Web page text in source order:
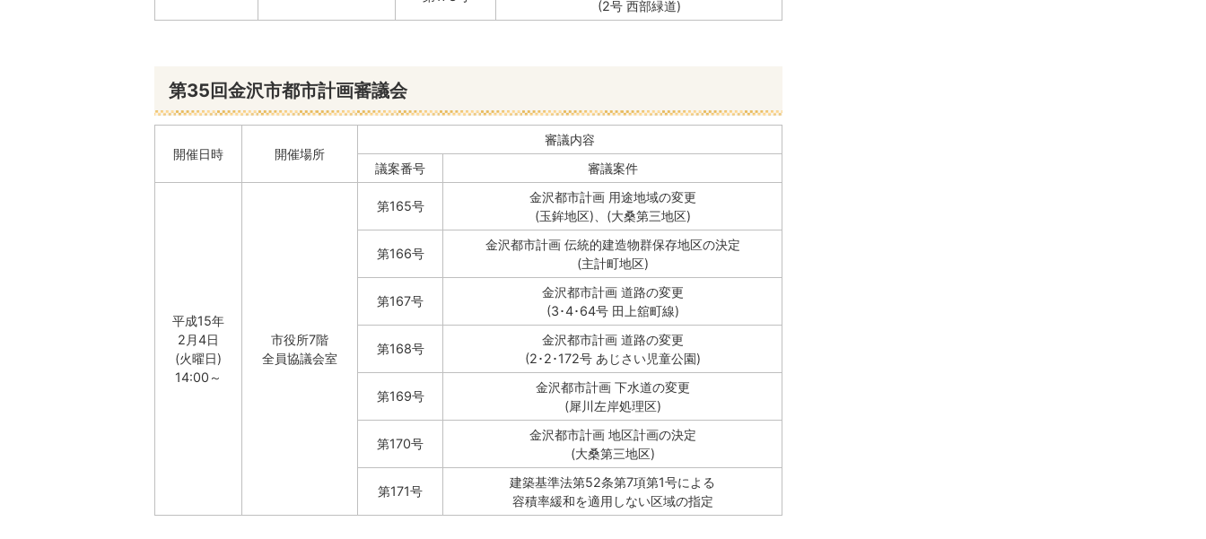
(2号 西部緑道)
第35回金沢市都市計画審議会
開催日時 開催場所
審議内容
議案番号
審議案件
平成15年
2月4日
(火曜日)
14:00～
市役所7階
全員協議会室
第165号
金沢都市計画 用途地域の変更
(玉鉾地区)、(大桑第三地区)
第166号
金沢都市計画 伝統的建造物群保存地区の決定
(主計町地区)
第167号
金沢都市計画 道路の変更
(3･4･64号 田上舘町線)
第168号
金沢都市計画 道路の変更
(2･2･172号 あじさい児童公園)
第169号
金沢都市計画 下水道の変更
(犀川左岸処理区)
第170号
金沢都市計画 地区計画の決定
(大桑第三地区)
第171号
建築基準法第52条第7項第1号による
容積率緩和を適用しない区域の指定